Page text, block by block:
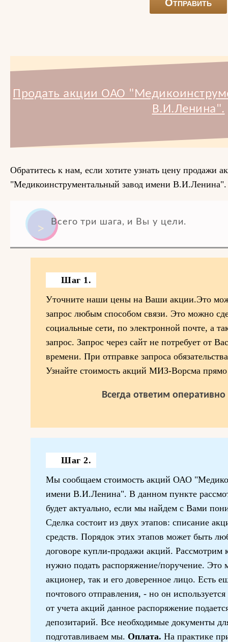
Продать акции ОАО
В.И.Ленина".
Обратитесь к нам, если хотите узнать цену продажи
"Медикоинструментальный завод имени В.И.Ленина".
Всего три шага, и Вы у цели.
Шаг 1.
Уточните наши цены на Ваши акции.Это
запрос любым способом связи. Это можно
социальные сети, по электронной почте, а
запрос. Запрос через сайт не потребует от
времени. При отправке запроса
Узнайте стоимость акций МИЗ-Ворсма прямо
Всегда ответим
Шаг 2.
Мы сообщаем стоимость акций ОАО
имени В.И.Ленина". В данном пункте
будет актуально, если мы найдем с Вами
Сделка состоит из двух этапов: списание
средств. Порядок этих этапов может быть
договоре купли-продажи акций. Рассмотрим
нужно подать распоряжение/поручение. Это
акционер, так и его доверенное лицо. Есть
почтового отправления, - но он
от учета акций данное распоряжение
депозитарий. Все необходимые документы
подготавливаем мы. Оплата. На практике